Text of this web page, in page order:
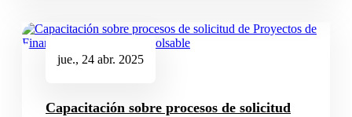
jue., 24 abr. 2025
Capacitación sobre procesos de solicitud